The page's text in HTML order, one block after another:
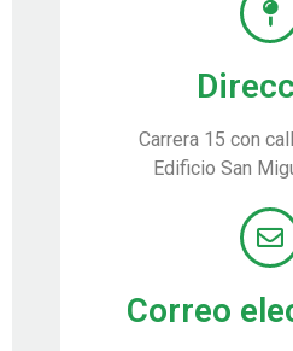
Carrera 15 con
Edificio San
Correo